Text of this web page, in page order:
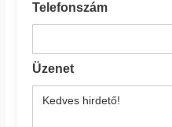
Telefonszám
Üzenet